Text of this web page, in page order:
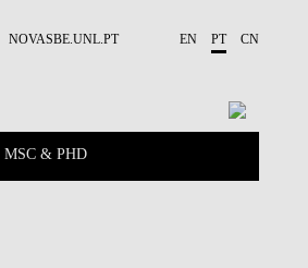
NOVASBE.UNL.PT EN PT CN
MSC & PHD